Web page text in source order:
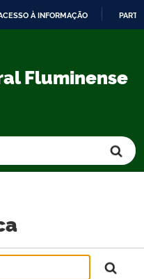
À INFORMAÇÃO
Fluminense